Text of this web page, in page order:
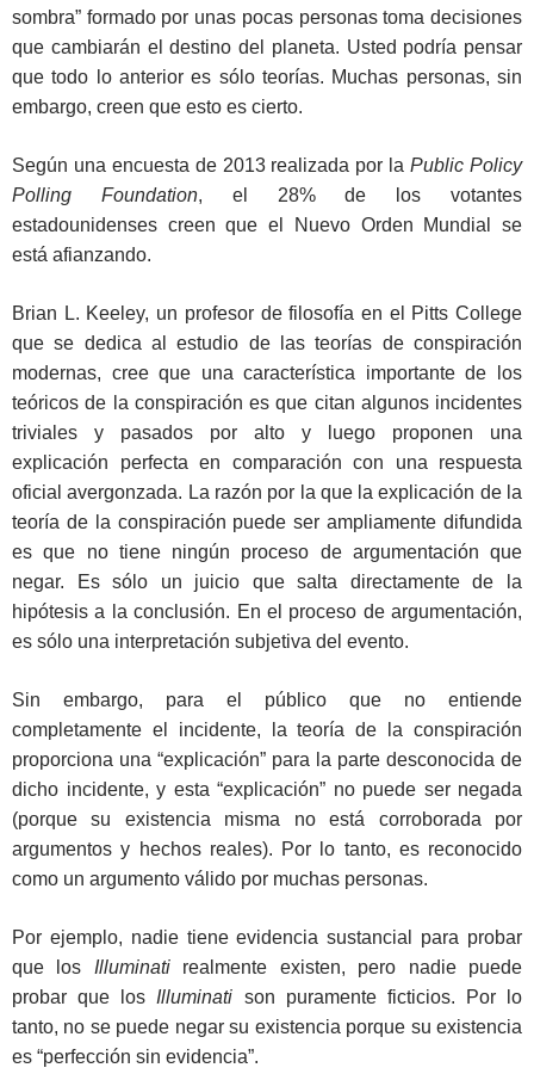
sombra” formado por unas pocas personas toma decisiones
que cambiarán el destino del planeta. Usted podría pensar
que todo lo anterior es sólo teorías. Muchas personas, sin
embargo, creen que esto es cierto.
Según una encuesta de 2013 realizada por laPublic Policy
Polling Foundation, el 28% de los votantes
estadounidenses creen que el Nuevo Orden Mundial se
está afianzando.
Brian L. Keeley, un profesor de filosofía en el Pitts College
que se dedica al estudio de las teorías de conspiración
modernas, cree que una característica importante de los
teóricos de la conspiración es que citan algunos incidentes
triviales y pasados por alto y luego proponen una
explicación perfecta en comparación con una respuesta
oficial avergonzada. La razón por la que la explicación de la
teoría de la conspiración puede ser ampliamente difundida
es que no tiene ningún proceso de argumentación que
negar. Es sólo un juicio que salta directamente de la
hipótesis a la conclusión. En el proceso de argumentación,
es sólo una interpretación subjetiva del evento.
Sin embargo, para el público que no entiende
completamente el incidente, la teoría de la conspiración
proporciona una “explicación” para la parte desconocida de
dicho incidente, y esta “explicación” no puede ser negada
(porque su existencia misma no está corroborada por
argumentos y hechos reales). Por lo tanto, es reconocido
como un argumento válido por muchas personas.
Por ejemplo, nadie tiene evidencia sustancial para probar
que los Illuminatirealmente existen, pero nadie puede
probar que los Illuminati son puramente ficticios. Por lo
tanto, no se puede negar su existencia porque su existencia
es “perfección sin evidencia”.